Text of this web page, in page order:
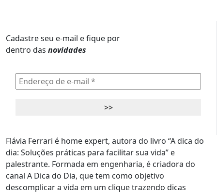
Cadastre seu e-mail e fique por
dentro das novidades
Flávia Ferrari é home expert, autora do livro “A dica do
dia: Soluções práticas para facilitar sua vida” e
palestrante. Formada em engenharia, é criadora do
canal A Dica do Dia, que tem como objetivo
descomplicar a vida em um clique trazendo dicas